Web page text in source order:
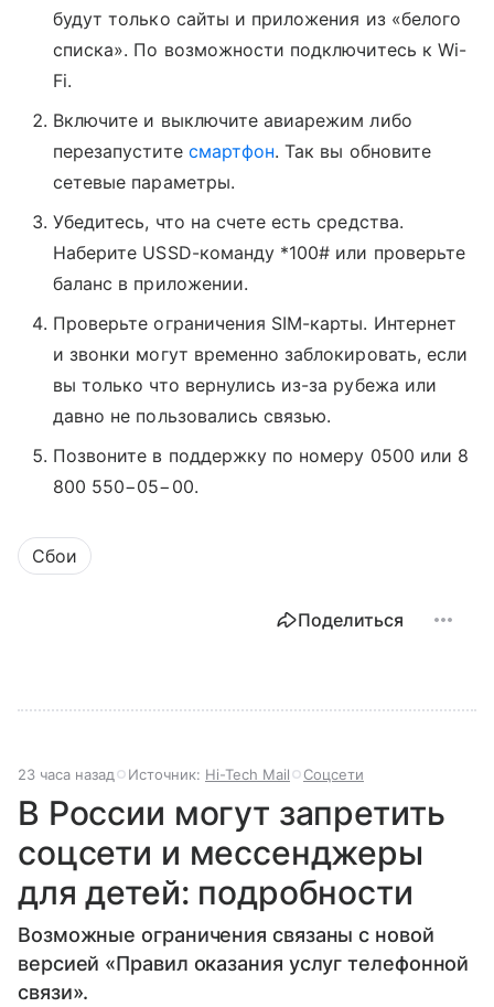
будут только сайты и приложения из «белого
списка». По возможности подключитесь к Wi-
Fi.
Включите и выключите авиарежим либо
перезапустите смартфон. Так вы обновите
сетевые параметры.
Убедитесь, что на счете есть средства.
Наберите USSD-команду *100# или проверьте
баланс в приложении.
Проверьте ограничения SIM-карты. Интернет
и звонки могут временно заблокировать, если
вы только что вернулись из-за рубежа или
давно не пользовались связью.
Позвоните в поддержку по номеру 0500 или 8
800 550−05−00.
Сбои
Поделиться
23 часа назад Источник: Hi-Tech Mail Соцсети
В России могут запретить
соцсети и мессенджеры
для детей: подробности
Возможные ограничения связаны с новой
версией «Правил оказания услуг телефонной
связи».